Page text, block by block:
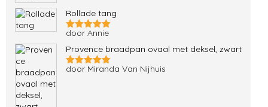
Rollade tang
Gewaardeerd
door Annie
Provence braadpan ovaal met deksel, zwart
Gewaardeerd
door Miranda Van Nijhuis